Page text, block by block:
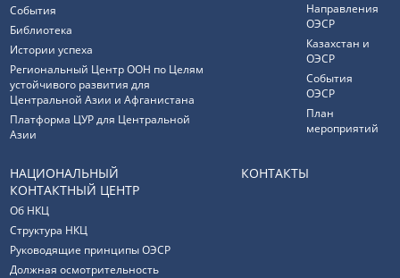
События
Библиотека
Истории успеха
Региональный Центр ООН по Целям
устойчивого развития для
Центральной Азии и Афганистана
Платформа ЦУР для Центральной
Азии
Направления
ОЭСР
Казахстан и
ОЭСР
События
ОЭСР
План
мероприятий
НАЦИОНАЛЬНЫЙ
КОНТАКТНЫЙ ЦЕНТР
Об НКЦ
Структура НКЦ
Руководящие принципы ОЭСР
Должная осмотрительность
КОНТАКТЫ